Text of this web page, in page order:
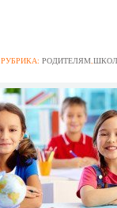
РУБРИКА: РОДИТЕЛЯМ,